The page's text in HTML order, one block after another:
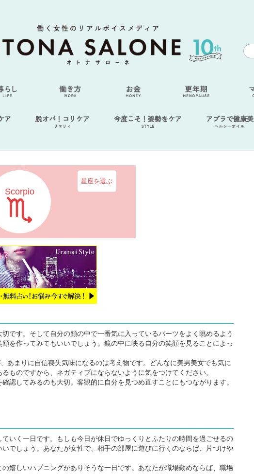
ア 脱オバ！コリケア
リエリィ
今度こそ！姿勢をケア
STYLE
アブラで健康美
ヘルシーオイル
Scorpio
星座を選ぶ
です。そして自分の顔の中で一番気に入っているパーツをよく眺めるよう
を作ってみてもいいでしょう。鏡の中に映る自分の笑顔を見ることによっ
まりに自信喪失気味になるのは考え物です。どんなに美男美女でも気に
ものですから、ネガティブにならないように気をつけてください。
してみるのも大切。客観的に自分を見つめ直すことにもつながります。
いく一日です。もしも今日が休日でゆっくりとふたりの時間を過ごせるの
でしょう。あなたが女性で、相手の部屋に遊びに行くのならば、片づけや
嬉しいハプニングがありそうな一日です。あなたが職場勤めならば、職場